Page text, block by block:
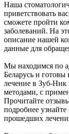
Наша
приветствовать
сможете пройти
заболеваний. На
описание нашей
данные для
Мы находимся по
Беларусь и
лечение в Зуб-
методами, с
Прочитайте
подробнее
прошедших